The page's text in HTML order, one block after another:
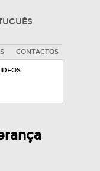
CONTACTOS